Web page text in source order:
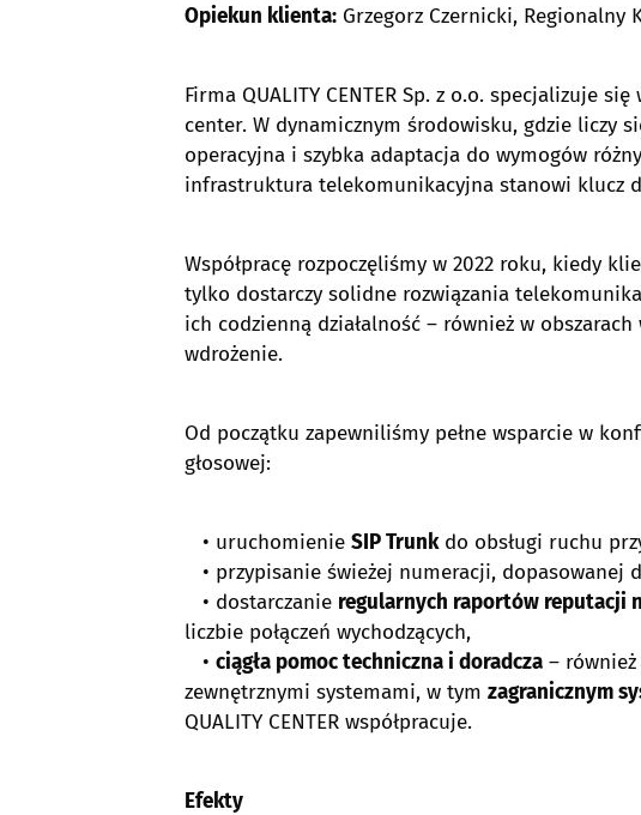
Opiekun klienta: Grzegorz Czernicki, Regionalny
Firma QUALITY CENTER Sp. z o.o. specjalizuje
center. W dynamicznym środowisku, gdzie liczy
operacyjna i szybka adaptacja do wymogów
infrastruktura telekomunikacyjna stanowi klucz
Współpracę rozpoczęliśmy w 2022 roku, kiedy
tylko dostarczy solidne rozwiązania
ich codzienną działalność – również w
wdrożenie.
Od początku zapewniliśmy pełne wsparcie w
głosowej:
• uruchomienie SIP Trunkdo obsługi ruchu
• przypisanie świeżej numeracji,
• dostarczanie regularnych raportów reputacji
liczbie połączeń wychodzących,
• ciągła pomoc techniczna i doradcza –
zewnętrznymi systemami, w tym zagranicznym
QUALITY CENTER współpracuje.
Efekty